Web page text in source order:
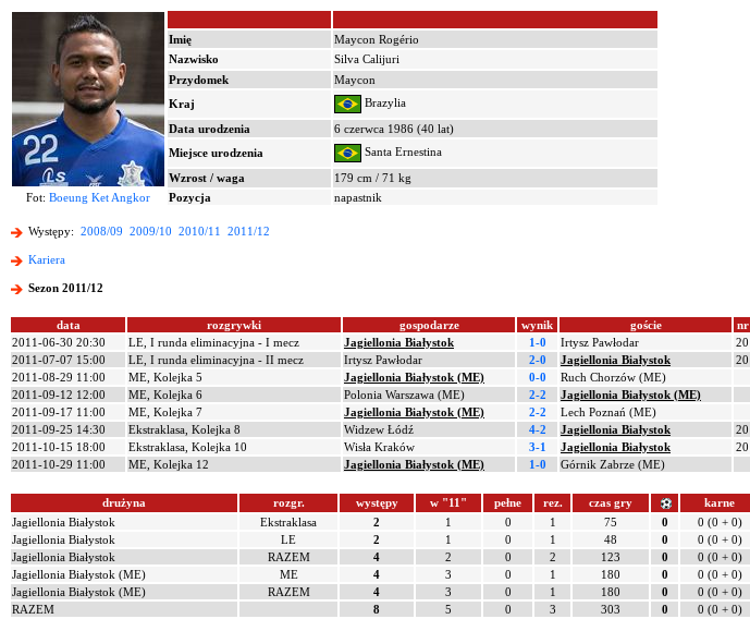
Imię
Maycon Rogério
Nazwisko
Silva Calijuri
Przydomek
Maycon
Kraj
Brazylia
Data urodzenia
6 czerwca 1986 (40 lat)
Miejsce urodzenia
Santa Ernestina
Wzrost / waga
179 cm / 71 kg
Fot: Boeung Ket Angkor Pozycja napastnik
Występy: 2008/09 2009/10 2010/11 2011/12
Kariera
Sezon 2011/12
data rozgrywki gospodarze wynik goście nr
2011-06-30 20:30
LE, I runda eliminacyjna - I mecz Jagiellonia Białystok 1-0 Irtysz Pawłodar 20
2011-07-07 15:00
LE, I runda eliminacyjna - II mecz Irtysz Pawłodar 2-0 Jagiellonia Białystok 20
2011-08-29 11:00
ME, Kolejka 5 Jagiellonia Białystok (ME) 0-0 Ruch Chorzów (ME)
2011-09-12 12:00
ME, Kolejka 6 Polonia Warszawa (ME) 2-2 Jagiellonia Białystok (ME)
2011-09-17 11:00
ME, Kolejka 7 Jagiellonia Białystok (ME) 2-2 Lech Poznań (ME)
2011-09-25 14:30
Ekstraklasa, Kolejka 8 Widzew Łódź 4-2 Jagiellonia Białystok 20
2011-10-15 18:00
Ekstraklasa, Kolejka 10 Wisła Kraków 3-1 Jagiellonia Białystok 20
2011-10-29 11:00
ME, Kolejka 12 Jagiellonia Białystok (ME) 1-0 Górnik Zabrze (ME)
drużyna rozgr. występy w "11" pełne rez. czas gry karne
Jagiellonia Białystok
Ekstraklasa 2 1 0 1 75 0 0 (0 + 0)
Jagiellonia Białystok
LE 2 1 0 1 48 0 0 (0 + 0)
Jagiellonia Białystok
RAZEM 4 2 0 2 123 0 0 (0 + 0)
Jagiellonia Białystok (ME)
ME 4 3 0 1 180 0 0 (0 + 0)
Jagiellonia Białystok (ME)
RAZEM 4 3 0 1 180 0 0 (0 + 0)
RAZEM
8 5 0 3 303 0 0 (0 + 0)